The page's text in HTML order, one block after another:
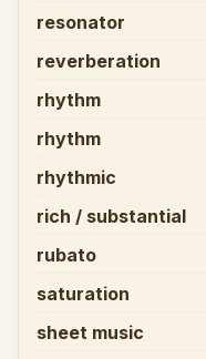
resonator
reverberation
rhythm
rhythm
rhythmic
rich / substantial
rubato
saturation
sheet music